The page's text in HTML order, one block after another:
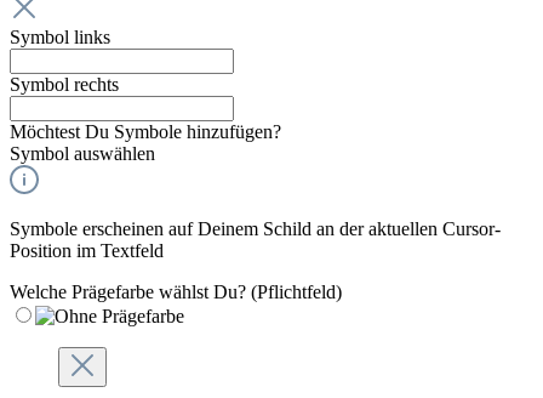
Symbol links
Symbol rechts
Möchtest Du Symbole hinzufügen?
Symbol auswählen
Symbole erscheinen auf Deinem Schild an der aktuellen Cursor-
Position im Textfeld
Welche Prägefarbe wählst Du? (Pflichtfeld)